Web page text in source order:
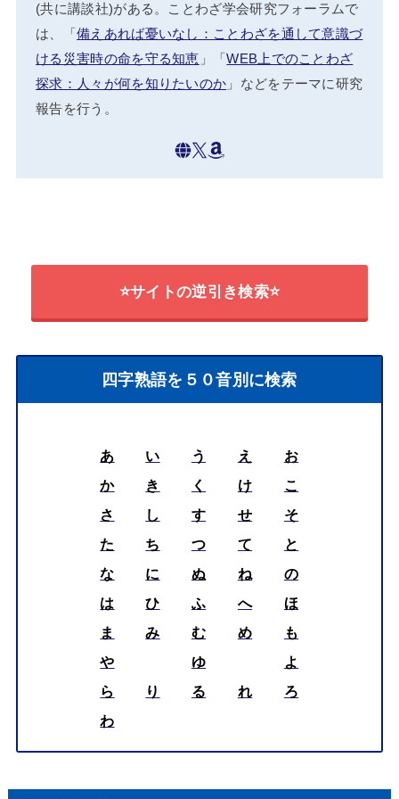
(共に講談社)がある。ことわざ学会研究フォーラムで
は、「備えあれば憂いなし：ことわざを通して意識づ
ける災害時の命を守る知恵 」「WEB上でのことわざ
探求：人々が何を知りたいのか 」などをテーマに研究
報告を行う。
⭐サイトの逆引き検索⭐
四字熟語を５０音別に検索
あ い う え
お
か
き く け
こ
さ
し す せ
そ
た
ち つ て
と
な
に ぬ ね
の
は
ひ ふ へ
ほ
ま
み む め
も
や
ゆ
よ
ら
り る れ
ろ
わ